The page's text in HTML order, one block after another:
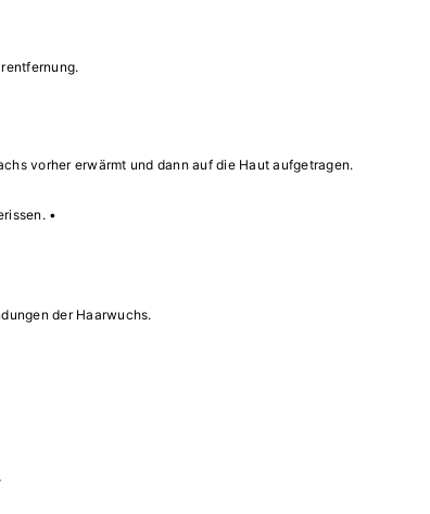
vorher erwärmt und dann auf die Haut aufgetragen.
•
der Haarwuchs.